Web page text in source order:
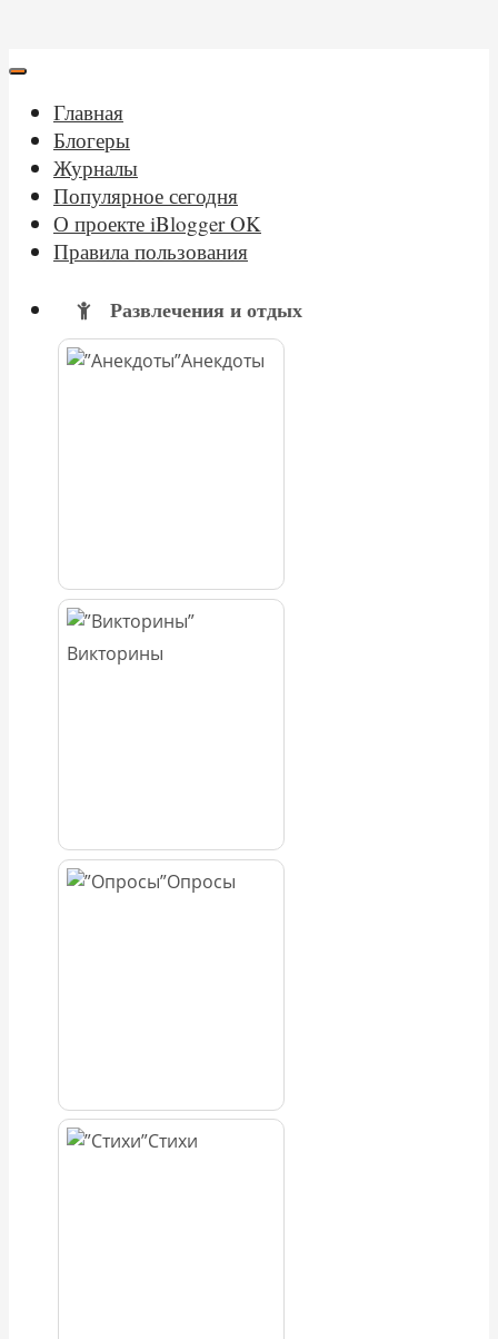
Главная
Блогеры
Журналы
Популярное сегодня
О проекте iBlogger OK
Правила пользования
Развлечения и отдых
Анекдоты
Викторины
Опросы
Стихи